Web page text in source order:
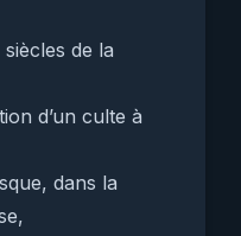
de la
d’un culte à
dans la